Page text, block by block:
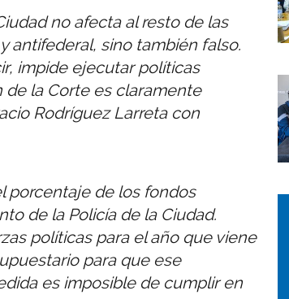
no afecta al resto de las
antifederal, sino también falso.
impide ejecutar políticas
de la Corte es claramente
Rodríguez Larreta con
porcentaje de los fondos
de la Policía de la Ciudad.
políticas para el año que viene
para que ese
es imposible de cumplir en